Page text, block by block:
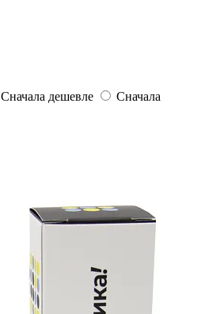
Сначала дешевле
Сначала